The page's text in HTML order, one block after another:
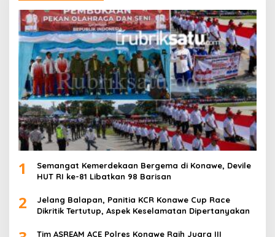
1
Semangat Kemerdekaan Bergema di Konawe, Devile
HUT RI ke-81 Libatkan 98 Barisan
2
Jelang Balapan, Panitia KCR Konawe Cup Race
Dikritik Tertutup, Aspek Keselamatan Dipertanyakan
Tim ASREAM ACE Polres Konawe Raih Juara III